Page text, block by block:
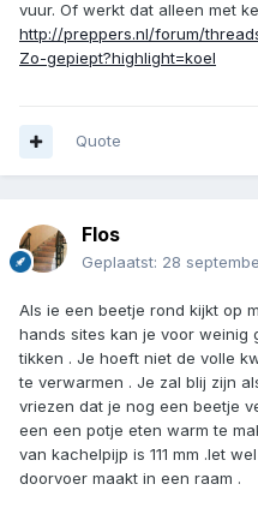
vuur. Of werkt dat alleen met
http://preppers.nl/forum/
Zo-gepiept?highlight=koel
Quote
Flos
Geplaatst: 28
Als ie een beetje rond kijkt op
hands sites kan je voor weinig
tikken . Je hoeft niet de volle
te verwarmen . Je zal blij zijn
vriezen dat je nog een beetje
een een potje eten warm te
van kachelpijp is 111 mm .let
doorvoer maakt in een raam .